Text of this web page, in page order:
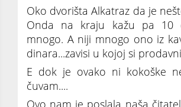
Oko dvorišta Alkatraz da je
Onda na kraju kažu pa
mnogo. A niji mnogo ono iz
dinara...zavisi u kojoj si
E dok je ovako ni kokoške
čuvam....
Ovo nam je poslala naša